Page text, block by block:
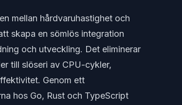
mellan hårdvaruhastighet och
skapa en sömlös integration
och utveckling. Det eliminerar
till slöseri av CPU-cykler,
Genom ett
hos Go, Rust och TypeScript